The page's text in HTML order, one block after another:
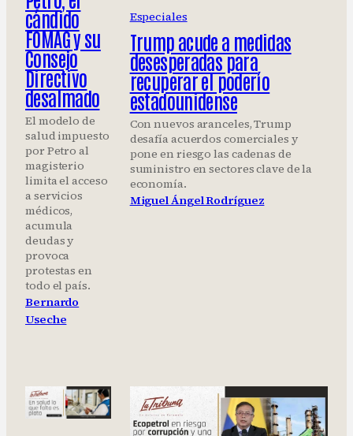
cándido
FOMAG y su
Consejo
Directivo
desalmado
El modelo de
salud impuesto
por Petro al
magisterio
limita el acceso
a servicios
médicos,
acumula
deudas y
provoca
protestas en
todo el país.
Bernardo
Useche
Especiales
Trump acude a medidas
desesperadas para
recuperar el poderío
estadounidense
Con nuevos aranceles, Trump
desafía acuerdos comerciales y
pone en riesgo las cadenas de
suministro en sectores clave de la
economía.
Miguel Ángel Rodríguez